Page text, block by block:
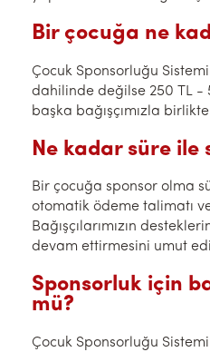
Bir çocuğa ne
Çocuk Sponsorluğu
dahilinde değilse 250 TL -
başka bağışçımızla
Ne kadar süre ile
Bir çocuğa sponsor olma
otomatik ödeme talimatı
Bağışçılarımızın
devam ettirmesini umut
Sponsorluk için
mü?
Çocuk Sponsorluğu